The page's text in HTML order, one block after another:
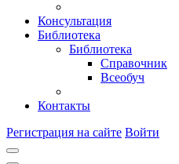
Консультация
Библиотека
Библиотека
Справочник
Всеобуч
Контакты
Регистрация на сайте Войти